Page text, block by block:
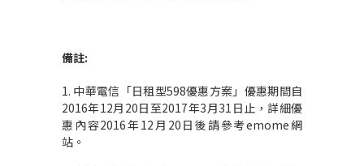
備註:
1. 中華電信「日租型598優惠方案」優惠期間自
2016年12月20日至2017年3月31日止，詳細優
惠內容2016年12月20日後請參考emome網
站。